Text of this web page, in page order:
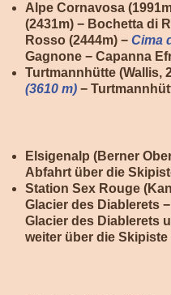
Alpe Cornavosa
(2431m) − Bochetta di
Rosso (2444m) − Cima
Gagnone − Capanna
Turtmannhütte (Wallis,
(3610 m) −
Elsigenalp (Berner
Abfahrt über die
Station Sex Rouge
Glacier des Diablerets −
Glacier des Diablerets
weiter über die